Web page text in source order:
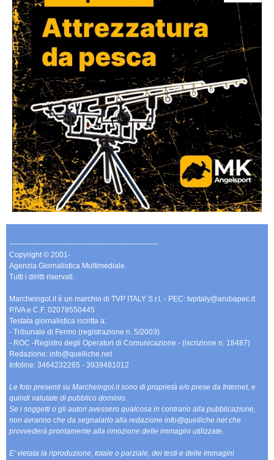
-------------------------------------------------------------
Copyright © 2001-
Agenzia Giornalistica Multimediale.
Tutti i diritti riservati.
Marcheingol.it è un marchio di TVP ITALY S.r.l. - PEC: tvpitaly@arubapec.it
P.IVA e C.F. 02078550445
Testata giornalistica iscritta a:
- Tribunale di Fermo (registrazione n. 5/2003)
- ROC -Registro degli Operatori di Comunicazione - (iscrizione n. 18487)
Redazione: info@quelliche.net
Infoline: 3464232265 - 3939481012
Le foto presenti su Marcheingol.it sono di proprietà e/o prese da Internet, e
quindi valutate di pubblico dominio.
Se i soggetti o gli autori avessero qualcosa in contrario alla pubblicazione,
non avranno che da segnalarlo alla redazione info@quelliche.net che
provvederà prontamente alla rimozione delle immagini utilizzate.
E' vietata la riproduzione, totale o parziale, dei testi e delle immagini